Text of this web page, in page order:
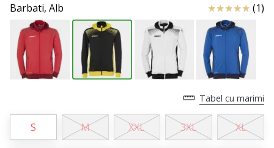
nouă
ca
Ambasador
al
brandului.
Afiseaza
toate
Barbati, Alb Review (1)
Tabel cu marimi
S M XXL 3XL XL